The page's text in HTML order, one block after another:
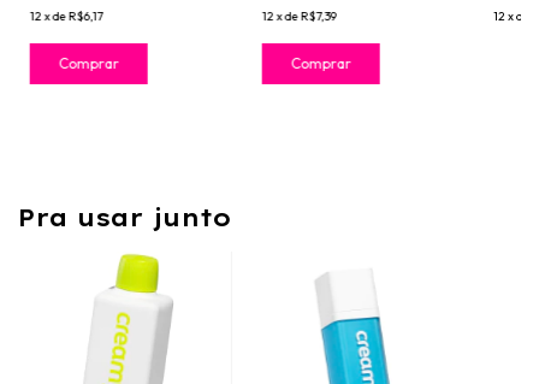
12 xdeR$6,17 12xdeR$7,39 12xde
Pra usar junto